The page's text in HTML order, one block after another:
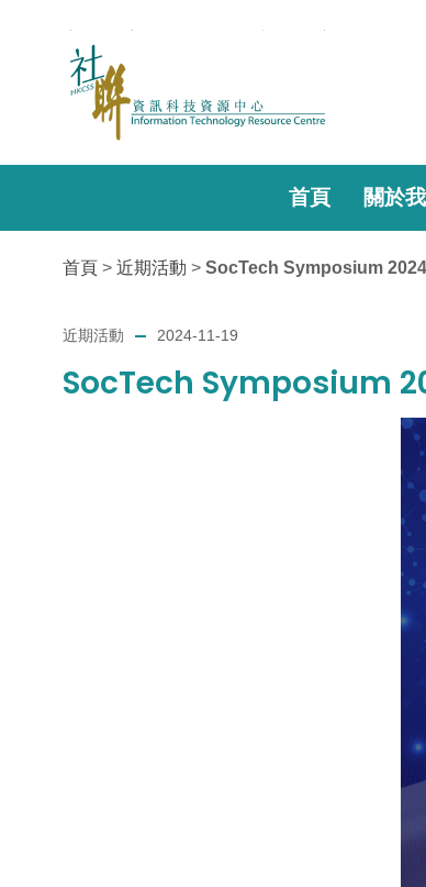
首頁 關於
首頁 > 近期活動 > SocTech Symposium
近期活動 2024-11-19
SocTech Symposium